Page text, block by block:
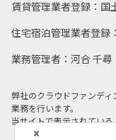
賃貸管理業者登録：国
住宅宿泊管理業者登録
業務管理者：河合 千尋
弊社のクラウドファンデ
業務を行います。
当サイトで表示されている
「利回り」の保証は法令